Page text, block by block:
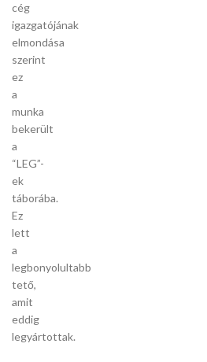
cég
igazgatójának
elmondása
szerint
ez
a
munka
bekerült
a
“LEG”-
ek
táborába.
Ez
lett
a
legbonyolultabb
tető,
amit
eddig
legyártottak.